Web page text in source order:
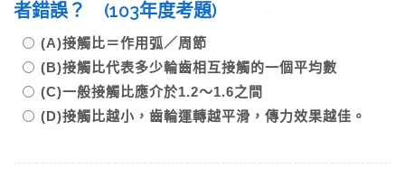
者錯誤？ (103年度考題)
(A)接觸比＝作用弧／周節
(B)接觸比代表多少輪齒相互接觸的一個平均數
(C)一般接觸比應介於1.2～1.6之間
(D)接觸比越小，齒輪運轉越平滑，傳力效果越佳。